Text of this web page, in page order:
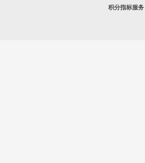
积分指标服务